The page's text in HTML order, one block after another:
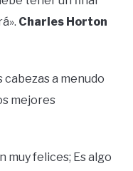
Charles Horton
cabezas a menudo
mejores
muy felices; Es algo